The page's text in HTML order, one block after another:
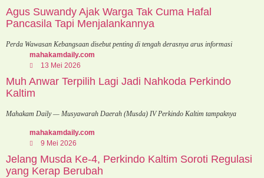
Agus Suwandy Ajak Warga Tak Cuma Hafal
Pancasila Tapi Menjalankannya
Perda Wawasan Kebangsaan disebut penting di tengah derasnya arus informasi
mahakamdaily.com
13 Mei 2026
Muh Anwar Terpilih Lagi Jadi Nahkoda Perkindo
Kaltim
Mahakam Daily — Musyawarah Daerah (Musda) IV Perkindo Kaltim tampaknya
mahakamdaily.com
9 Mei 2026
Jelang Musda Ke-4, Perkindo Kaltim Soroti Regulasi
yang Kerap Berubah